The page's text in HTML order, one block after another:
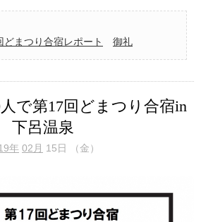
どまつり合宿レポート 御礼
で第17回どまつり合宿in
下呂温泉
年 02月 15日 （金）